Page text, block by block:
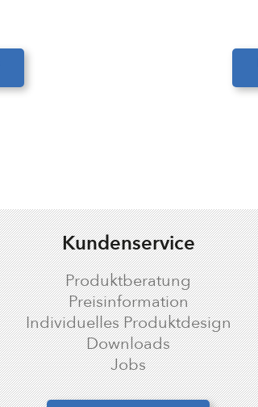
Kundenservice
Produktberatung
Preisinformation
Individuelles Produktdesign
Downloads
Jobs